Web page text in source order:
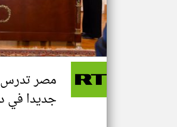
مصر تدرس
جديدا في